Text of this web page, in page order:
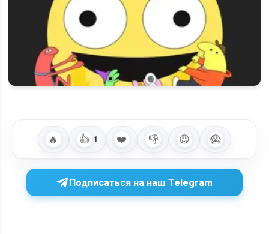
🔥 👍 1 ❤️ 👎 😡 😱
Подписаться на наш Telegram